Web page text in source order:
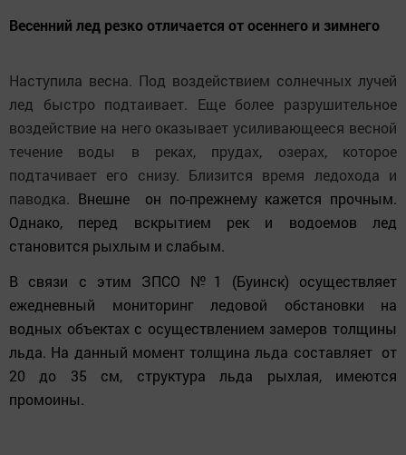
Весенний лед резко отличается от осеннего и зимнего
Наступила весна. Под воздействием солнечных лучей
лед быстро подтаивает. Еще более разрушительное
воздействие на него оказывает усиливающееся весной
течение воды в реках, прудах, озерах, которое
подтачивает его снизу. Близится время ледохода и
паводка. Внешне он по-прежнему кажется прочным.
Однако, перед вскрытием рек и водоемов лед
становится рыхлым и слабым.
В связи с этим ЗПСО №1 (Буинск) осуществляет
ежедневный мониторинг ледовой обстановки на
водных объектах с осуществлением замеров толщины
льда. На данный момент толщина льда составляет от
20 до 35 см, структура льда рыхлая, имеются
промоины.